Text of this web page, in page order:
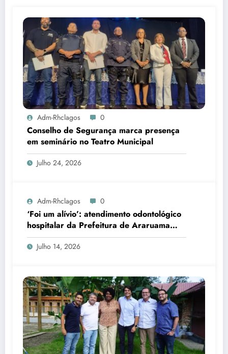
Adm-Rhclagos 0
Conselho de Segurança marca presença
em seminário no Teatro Municipal
Julho 24, 2026
Adm-Rhclagos 0
‘Foi um alívio’: atendimento odontológico
hospitalar da Prefeitura de Araruama
transforma rotina de famílias atípicas
Julho 14, 2026